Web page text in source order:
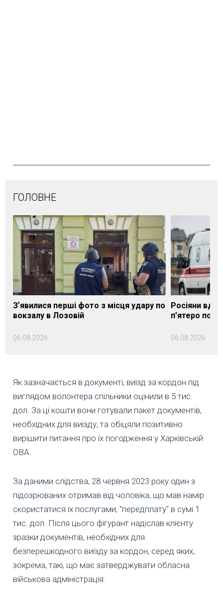
ГОЛОВНЕ
Зʼявилися перші фото з місця удару по
вокзалу в Лозовій
06.08.2026
Росіяни
п’ятеро
06.08.2026
Як зазначається в документі, виїзд за кордон під
виглядом волонтера спільники оцінили в 5 тис.
дол. За ці кошти вони готували пакет документів,
необхідних для виїзду, та обіцяли позитивно
вирішити питання про їх погодження у Харківській
ОВА.
За даними слідства, 28 червня 2023 року один з
підозрюваних отримав від чоловіка, що мав намір
скористатися їх послугами, "передплату" в сумі 1
тис. дол. Після цього фігурант надіслав клієнту
зразки документів, необхідних для
безперешкодного виїзду за кордон, серед яких,
зокрема, такі, що має затверджувати обласна
військова адміністрація.